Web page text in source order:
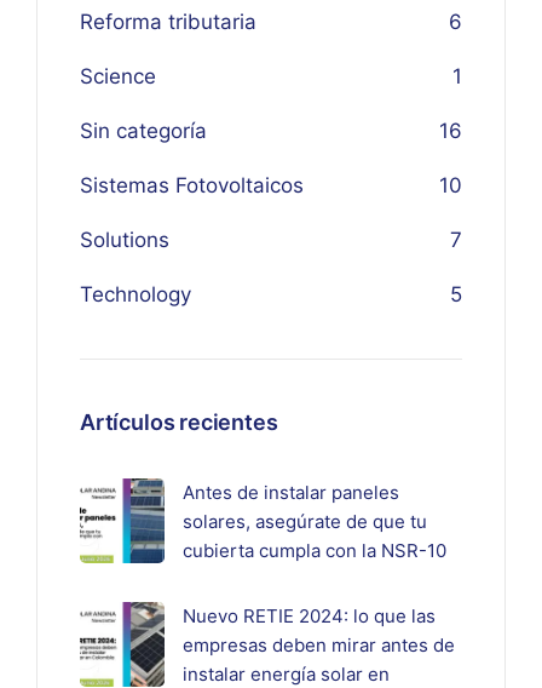
Reforma tributaria 6
Science 1
Sin categoría 16
Sistemas Fotovoltaicos 10
Solutions 7
Technology 5
Artículos recientes
Antes de instalar paneles
solares, asegúrate de que tu
cubierta cumpla con la NSR-10
Nuevo RETIE 2024: lo que las
empresas deben mirar antes de
instalar energía solar en